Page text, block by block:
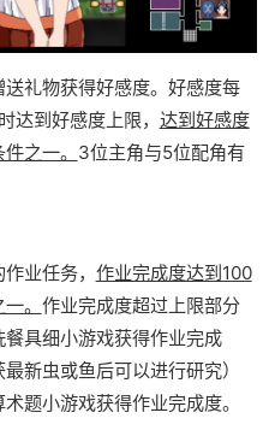
礼物获得好感度。 好感度每
到好感度上限， 达到好感度
之一。 3位主角与5位配角有
业任务， 作业完成度达到100
。 作业完成度超过上限部分
餐具细小游戏获得作业完成
新虫或鱼后可以进行研究）
题小游戏获得作业完成度。